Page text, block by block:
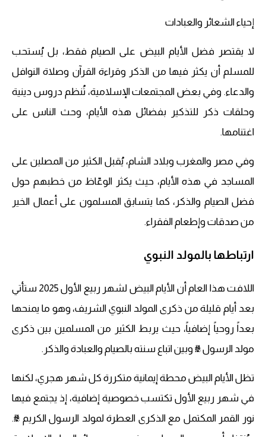
إحياء الشعائر والعبادات
لا يقتصر فضل الأيام البيض على الصيام فقط، بل يُستحب
للمسلم أن يكثر فيها من الذكر وقراءة القرآن وصلاة النوافل
والدعاء. وفي بعض المجتمعات الإسلامية، تُنظم دروس دينية
وحلقات ذكر للتذكير بفضائل هذه الأيام، وحث الناس على
اغتنامها.
وفي مصر والمغرب وبلاد الشام، يُقبل الكثير من المصلين على
المساجد في هذه الأيام، حيث يكثر الوعّاظ من خطبهم حول
فضل الصيام والذكر، كما يتسابق المسلمون على أعمال الخير
من صدقات وإطعام الفقراء.
ارتباطها بالمولد النبوي
اللافت هذا العام أن الأيام البيض لشهر ربيع الأول 2025 ستأتي
بعد أيام قليلة من ذكرى المولد النبوي الشريف، وهو ما يمنحها
بعداً روحياً إضافياً، حيث يربط الكثير من المسلمين بين ذكرى
مولد الرسول ﷺ وبين اتباع سنته بالصيام والعبادة والذكر.
تظل الأيام البيض محطة إيمانية متكررة كل شهر هجري، لكنها
في شهر ربيع الأول تكتسب خصوصية إضافية، إذ يجتمع فيها
نور القمر المكتمل مع الذكرى العطرة لمولد الرسول الكريم ﷺ.